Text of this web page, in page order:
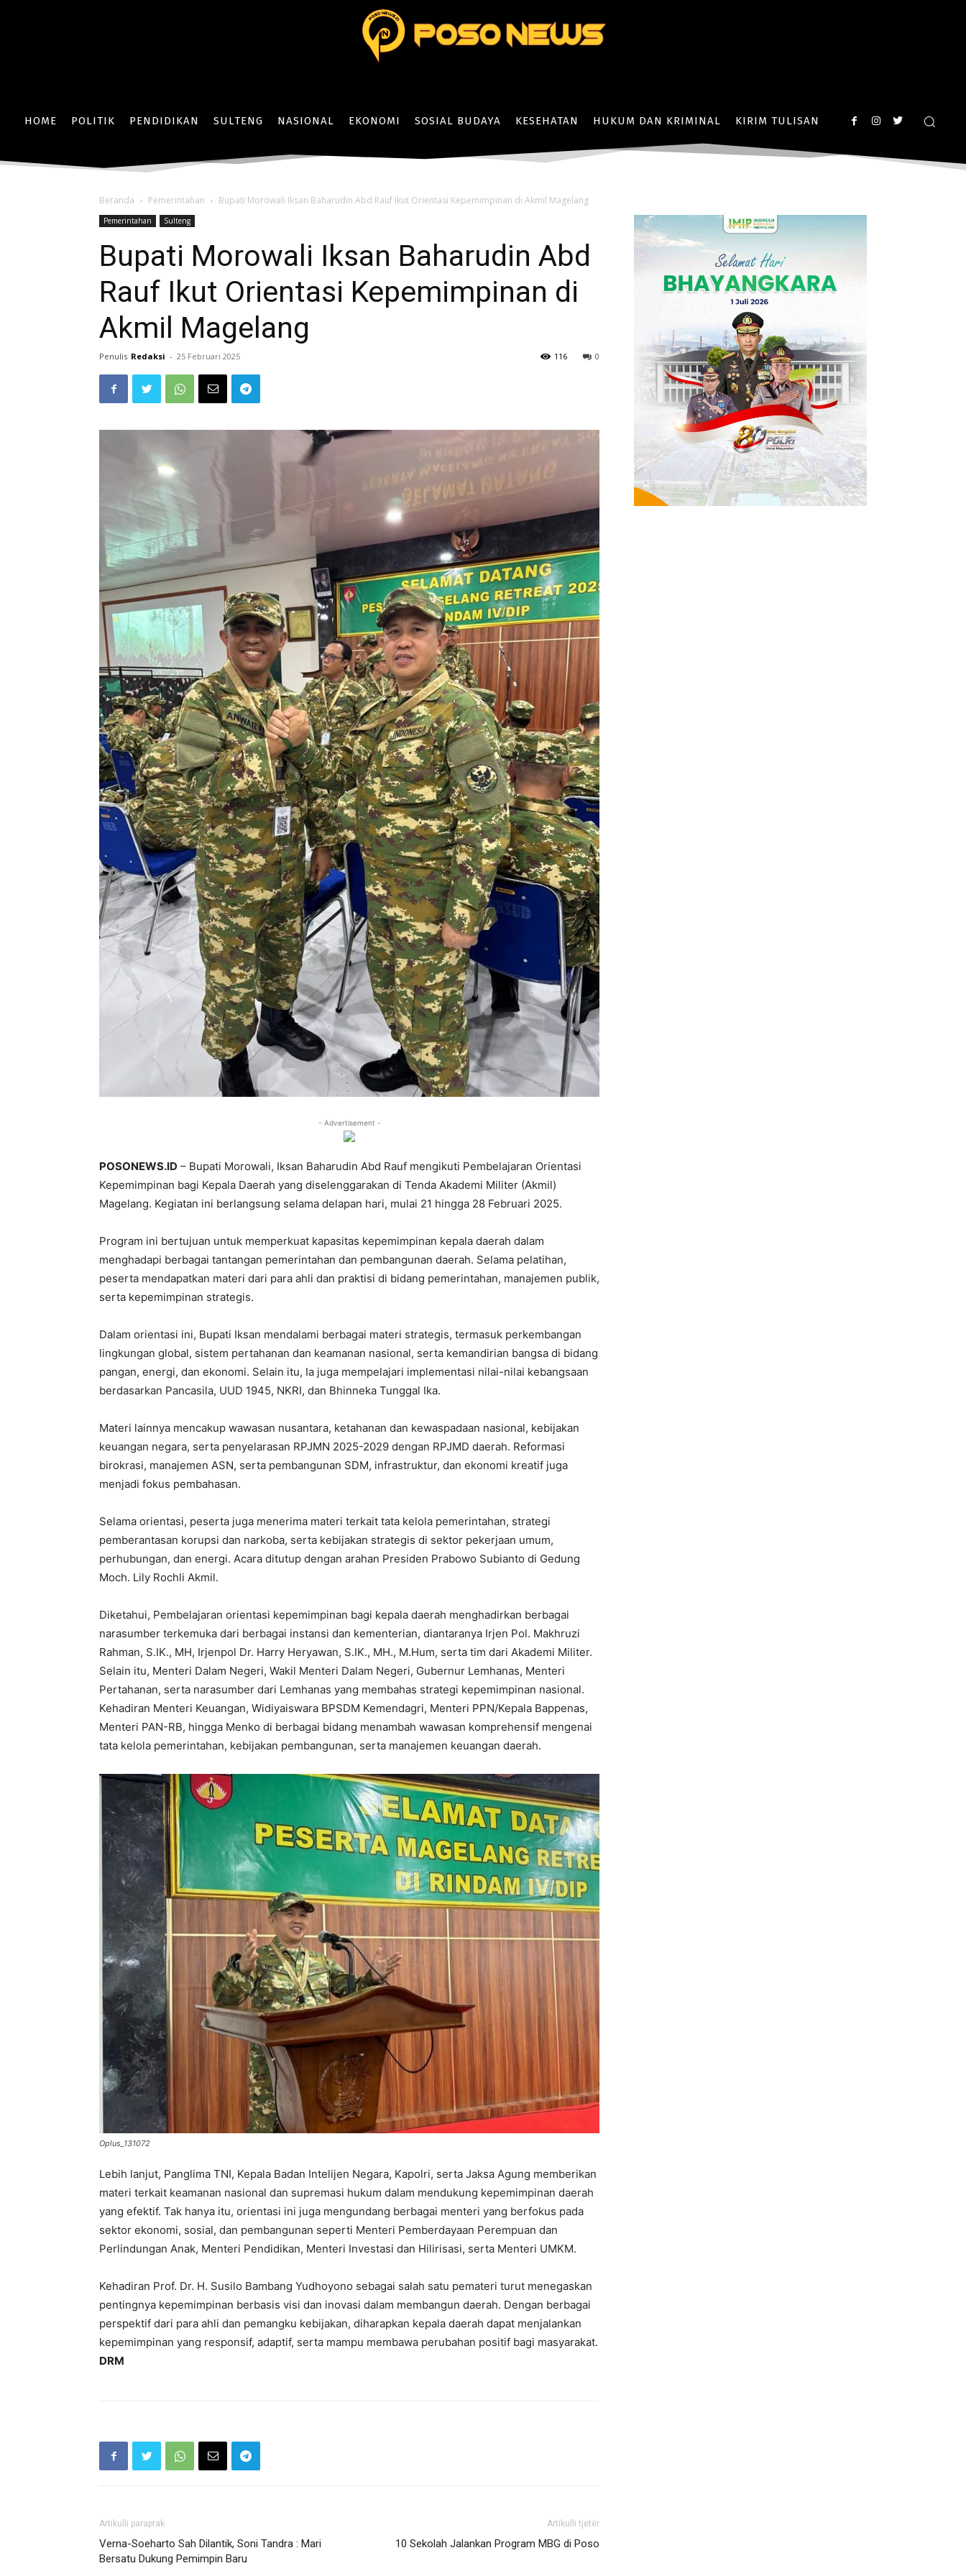
HOME POLITIK PENDIDIKAN SULTENG NASIONAL EKONOMI SOSIAL BUDAYA KESEHATAN HUKUM DAN KRIMINAL KIRIM TULISAN
Beranda Pemerintahan Bupati Morowali Iksan Baharudin Abd Rauf Ikut Orientasi Kepemimpinan di Akmil Magelang
Pemerintahan Sulteng
Bupati Morowali Iksan Baharudin Abd
Rauf Ikut Orientasi Kepemimpinan di
Akmil Magelang
Penulis Redaksi - 25 Februari 2025 0
116
- Advertisement -
POSONEWS.ID – Bupati Morowali, Iksan Baharudin Abd Rauf mengikuti Pembelajaran Orientasi
Kepemimpinan bagi Kepala Daerah yang diselenggarakan di Tenda Akademi Militer (Akmil)
Magelang. Kegiatan ini berlangsung selama delapan hari, mulai 21 hingga 28 Februari 2025.
Program ini bertujuan untuk memperkuat kapasitas kepemimpinan kepala daerah dalam
menghadapi berbagai tantangan pemerintahan dan pembangunan daerah. Selama pelatihan,
peserta mendapatkan materi dari para ahli dan praktisi di bidang pemerintahan, manajemen publik,
serta kepemimpinan strategis.
Dalam orientasi ini, Bupati Iksan mendalami berbagai materi strategis, termasuk perkembangan
lingkungan global, sistem pertahanan dan keamanan nasional, serta kemandirian bangsa di bidang
pangan, energi, dan ekonomi. Selain itu, Ia juga mempelajari implementasi nilai-nilai kebangsaan
berdasarkan Pancasila, UUD 1945, NKRI, dan Bhinneka Tunggal Ika.
Materi lainnya mencakup wawasan nusantara, ketahanan dan kewaspadaan nasional, kebijakan
keuangan negara, serta penyelarasan RPJMN 2025-2029 dengan RPJMD daerah. Reformasi
birokrasi, manajemen ASN, serta pembangunan SDM, infrastruktur, dan ekonomi kreatif juga
menjadi fokus pembahasan.
Selama orientasi, peserta juga menerima materi terkait tata kelola pemerintahan, strategi
pemberantasan korupsi dan narkoba, serta kebijakan strategis di sektor pekerjaan umum,
perhubungan, dan energi. Acara ditutup dengan arahan Presiden Prabowo Subianto di Gedung
Moch. Lily Rochli Akmil.
Diketahui, Pembelajaran orientasi kepemimpinan bagi kepala daerah menghadirkan berbagai
narasumber terkemuka dari berbagai instansi dan kementerian, diantaranya Irjen Pol. Makhruzi
Rahman, S.IK., MH, Irjenpol Dr. Harry Heryawan, S.IK., MH., M.Hum, serta tim dari Akademi Militer.
Selain itu, Menteri Dalam Negeri, Wakil Menteri Dalam Negeri, Gubernur Lemhanas, Menteri
Pertahanan, serta narasumber dari Lemhanas yang membahas strategi kepemimpinan nasional.
Kehadiran Menteri Keuangan, Widiyaiswara BPSDM Kemendagri, Menteri PPN/Kepala Bappenas,
Menteri PAN-RB, hingga Menko di berbagai bidang menambah wawasan komprehensif mengenai
tata kelola pemerintahan, kebijakan pembangunan, serta manajemen keuangan daerah.
Oplus_131072
Lebih lanjut, Panglima TNI, Kepala Badan Intelijen Negara, Kapolri, serta Jaksa Agung memberikan
materi terkait keamanan nasional dan supremasi hukum dalam mendukung kepemimpinan daerah
yang efektif. Tak hanya itu, orientasi ini juga mengundang berbagai menteri yang berfokus pada
sektor ekonomi, sosial, dan pembangunan seperti Menteri Pemberdayaan Perempuan dan
Perlindungan Anak, Menteri Pendidikan, Menteri Investasi dan Hilirisasi, serta Menteri UMKM.
Kehadiran Prof. Dr. H. Susilo Bambang Yudhoyono sebagai salah satu pemateri turut menegaskan
pentingnya kepemimpinan berbasis visi dan inovasi dalam membangun daerah. Dengan berbagai
perspektif dari para ahli dan pemangku kebijakan, diharapkan kepala daerah dapat menjalankan
kepemimpinan yang responsif, adaptif, serta mampu membawa perubahan positif bagi masyarakat.
DRM
Artikulli paraprak
Verna-Soeharto Sah Dilantik, Soni Tandra : Mari
Bersatu Dukung Pemimpin Baru
Artikulli tjetër
10 Sekolah Jalankan Program MBG di Poso